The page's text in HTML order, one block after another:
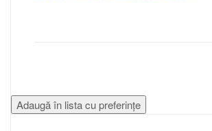
Adaugă în lista cu preferințe